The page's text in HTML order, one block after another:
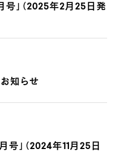
」（2025年2月25日発
知らせ
」（2024年11月25日